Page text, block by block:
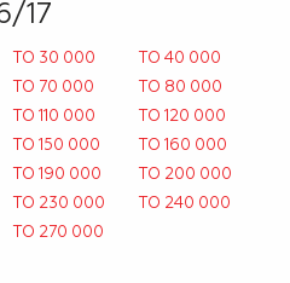
17
ТО 30 000
ТО 40 000
ТО 70 000
ТО 80 000
ТО 110 000
ТО 120 000
ТО 150 000
ТО 160 000
ТО 190 000
ТО 200 000
ТО 230 000
ТО 240 000
ТО 270 000